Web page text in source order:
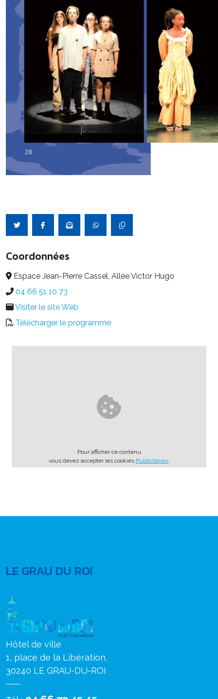
Coordonnées
Espace Jean-Pierre Cassel, Allée Victor Hugo
04 66 51 10 73
Visiter le site Web
Télécharger le programme
Pour afficher ce contenu
vous devez accepter les cookies Publicitaires.
LE GRAU DU ROI
Hôtel de ville
1, place de la Libération,
30240 LE GRAU-DU-ROI